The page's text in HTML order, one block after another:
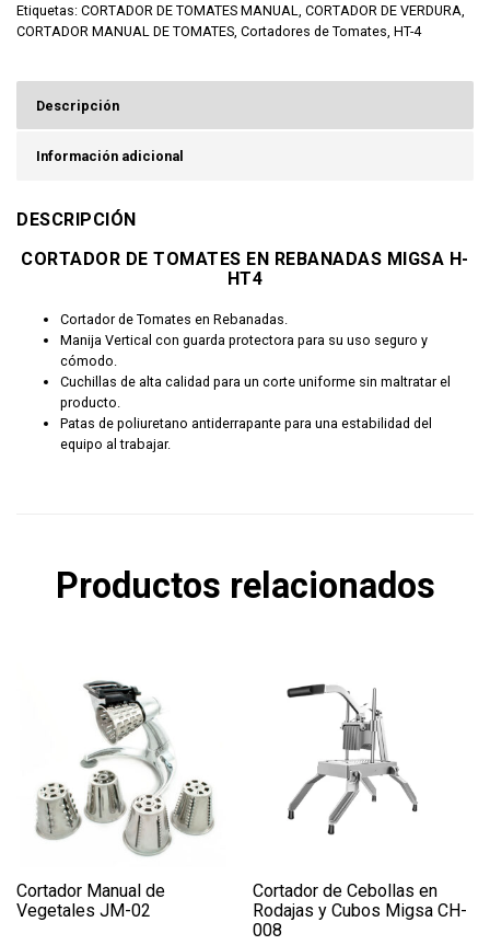
Etiquetas: CORTADOR DE TOMATES MANUAL, CORTADOR DE VERDURA,
CORTADOR MANUAL DE TOMATES, Cortadores de Tomates, HT-4
Descripción
Información adicional
DESCRIPCIÓN
CORTADOR DE TOMATES EN REBANADAS MIGSA H-
HT4
Cortador de Tomates en Rebanadas.
Manija Vertical con guarda protectora para su uso seguro y
cómodo.
Cuchillas de alta calidad para un corte uniforme sin maltratar el
producto.
Patas de poliuretano antiderrapante para una estabilidad del
equipo al trabajar.
Productos relacionados
Cortador Manual de
Vegetales JM-02
Cortador de Cebollas en
Rodajas y Cubos Migsa CH-
008